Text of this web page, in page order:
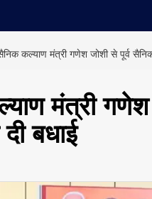
कल्याण मंत्री गणेश जोशी से पूर्व
मंत्री
बधाई